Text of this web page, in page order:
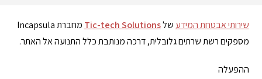
שירותי אבטחת המידע שלTic-tech Solutions
מחברת Incapsula
מספקים רשת שרתים גלובלית, דרכה מנותבת כלל התנועה אל האתר.
ההפעלה